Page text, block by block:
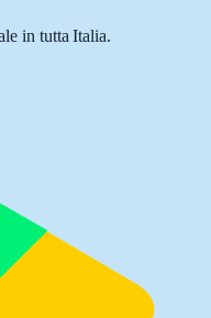
in tutta Italia.